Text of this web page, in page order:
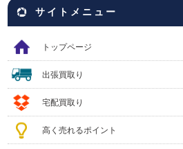
サイトメニュー
トップページ
出張買取り
宅配買取り
高く売れるポイント